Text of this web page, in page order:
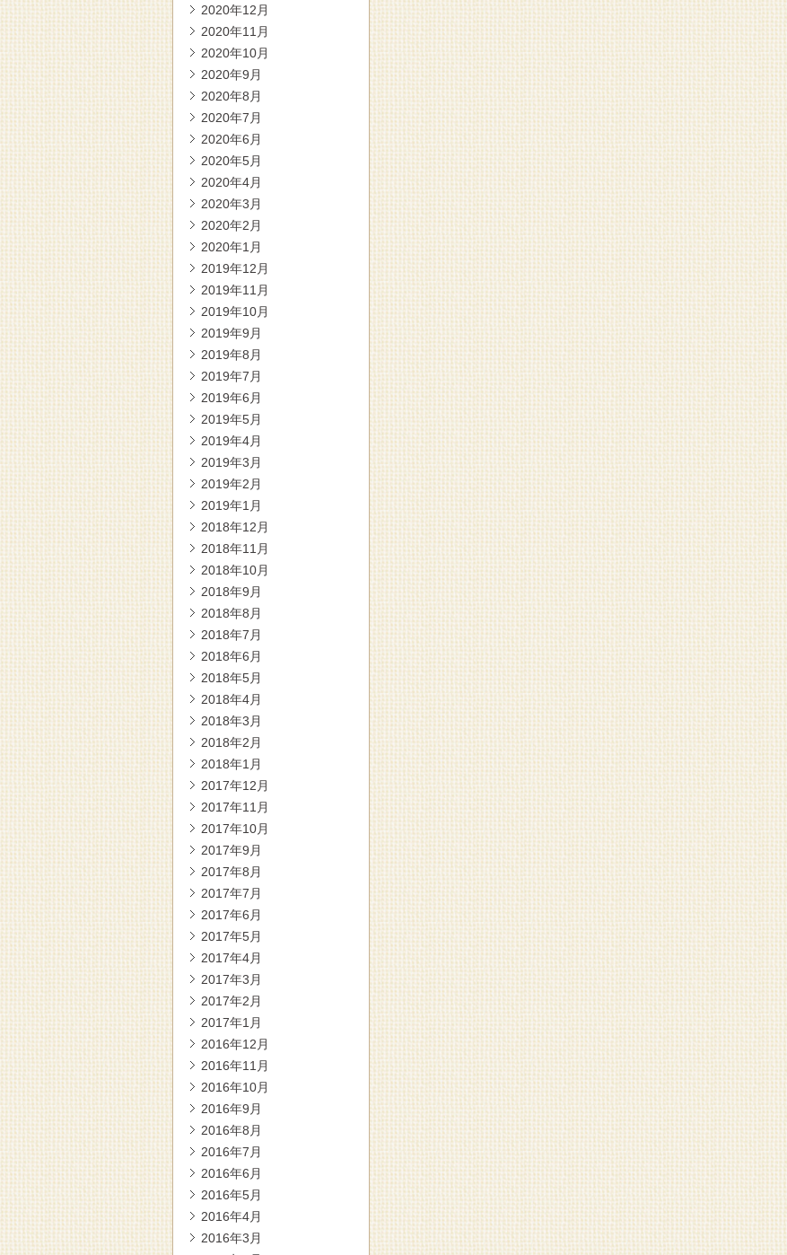
2020年12月
2020年11月
2020年10月
2020年9月
2020年8月
2020年7月
2020年6月
2020年5月
2020年4月
2020年3月
2020年2月
2020年1月
2019年12月
2019年11月
2019年10月
2019年9月
2019年8月
2019年7月
2019年6月
2019年5月
2019年4月
2019年3月
2019年2月
2019年1月
2018年12月
2018年11月
2018年10月
2018年9月
2018年8月
2018年7月
2018年6月
2018年5月
2018年4月
2018年3月
2018年2月
2018年1月
2017年12月
2017年11月
2017年10月
2017年9月
2017年8月
2017年7月
2017年6月
2017年5月
2017年4月
2017年3月
2017年2月
2017年1月
2016年12月
2016年11月
2016年10月
2016年9月
2016年8月
2016年7月
2016年6月
2016年5月
2016年4月
2016年3月